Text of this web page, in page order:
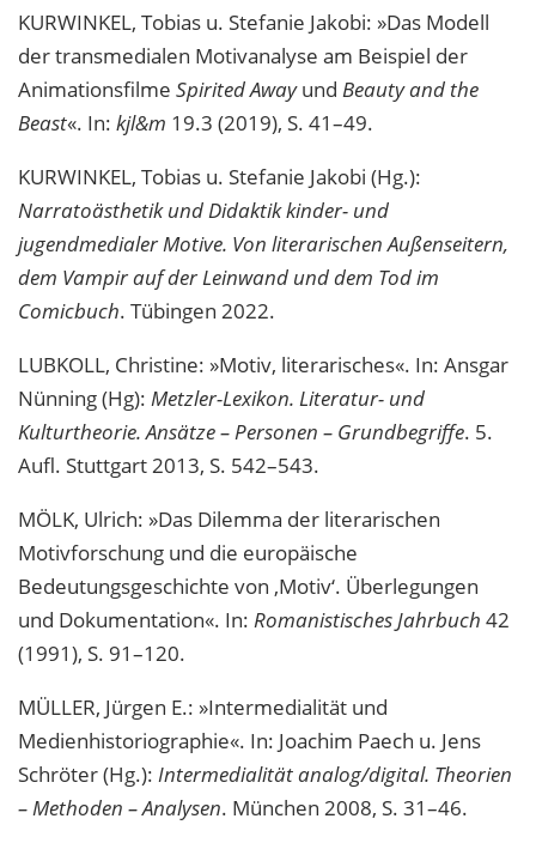
KURWINKEL, Tobias u. Stefanie Jakobi: »Das Modell
der transmedialen Motivanalyse am Beispiel der
Animationsfilme Spirited Awayund Beauty and the
Beast«. In: kjl&m 19.3 (2019), S. 41–49.
KURWINKEL, Tobias u. Stefanie Jakobi (Hg.):
Narratoästhetik und Didaktik kinder- und
jugendmedialer Motive. Von literarischen Außenseitern,
dem Vampir auf der Leinwand und dem Tod im
Comicbuch. Tübingen 2022.
LUBKOLL, Christine: »Motiv, literarisches«. In: Ansgar
Nünning (Hg): Metzler-Lexikon. Literatur- und
Kulturtheorie. Ansätze – Personen – Grundbegriffe. 5.
Aufl. Stuttgart 2013, S. 542–543.
MÖLK, Ulrich: »Das Dilemma der literarischen
Motivforschung und die europäische
Bedeutungsgeschichte von ‚Motiv‘. Überlegungen
und Dokumentation«. In: Romanistisches Jahrbuch 42
(1991), S. 91–120.
MÜLLER, Jürgen E.: »Intermedialität und
Medienhistoriographie«. In: Joachim Paech u. Jens
Schröter (Hg.): Intermedialität analog/digital. Theorien
– Methoden – Analysen. München 2008, S. 31–46.